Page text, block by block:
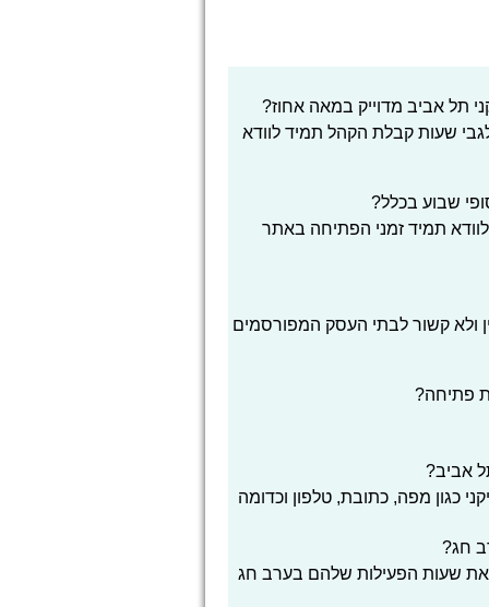
תל אביב מדוייק במאה אחוז?
לגבי שעות קבלת הקהל תמיד לוודא
שבוע בכלל?
תמיד זמני הפתיחה באתר
ולא קשור לבתי העסק המפורסמים
פתיחה?
אביב?
כגון מפה, כתובת, טלפון וכדומה
חג?
את שעות הפעילות שלהם בערב חג